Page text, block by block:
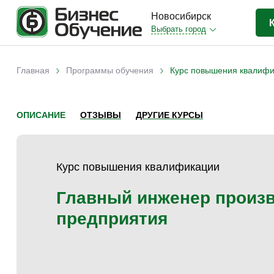
Новосибирск
Выбрать город
Компьютерная грамотность (32)
Дизайн
Главная › Программы обучения › Курс повышения
ОПИСАНИЕ ОТЗЫВЫ ДРУГИЕ КУРСЫ
Курс повышения квалификации
Главный инженер
предприятия